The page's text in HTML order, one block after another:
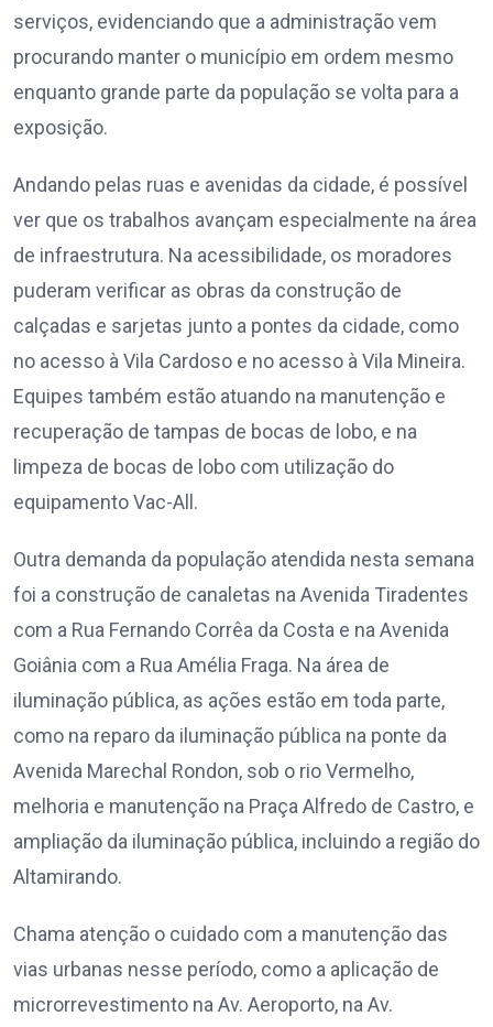
serviços, evidenciando que a administração vem
procurando manter o município em ordem mesmo
enquanto grande parte da população se volta para a
exposição.
Andando pelas ruas e avenidas da cidade, é possível
ver que os trabalhos avançam especialmente na área
de infraestrutura. Na acessibilidade, os moradores
puderam verificar as obras da construção de
calçadas e sarjetas junto a pontes da cidade, como
no acesso à Vila Cardoso e no acesso à Vila Mineira.
Equipes também estão atuando na manutenção e
recuperação de tampas de bocas de lobo, e na
limpeza de bocas de lobo com utilização do
equipamento Vac-All.
Outra demanda da população atendida nesta semana
foi a construção de canaletas na Avenida Tiradentes
com a Rua Fernando Corrêa da Costa e na Avenida
Goiânia com a Rua Amélia Fraga. Na área de
iluminação pública, as ações estão em toda parte,
como na reparo da iluminação pública na ponte da
Avenida Marechal Rondon, sob o rio Vermelho,
melhoria e manutenção na Praça Alfredo de Castro, e
ampliação da iluminação pública, incluindo a região do
Altamirando.
Chama atenção o cuidado com a manutenção das
vias urbanas nesse período, como a aplicação de
microrrevestimento na Av. Aeroporto, na Av.